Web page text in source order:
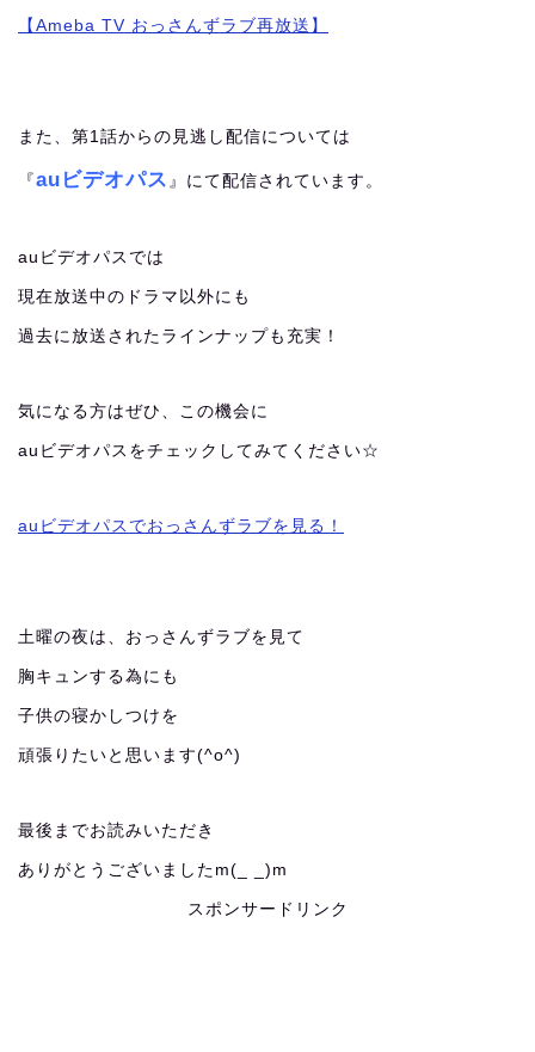
【Ameba TV おっさんずラブ再放送】
また、第1話からの見逃し配信については
『 auビデオパス 』にて配信されています。
auビデオパスでは
現在放送中のドラマ以外にも
過去に放送されたラインナップも充実！
気になる方はぜひ、この機会に
auビデオパスをチェックしてみてください☆
auビデオパスでおっさんずラブを見る！
土曜の夜は、おっさんずラブを見て
胸キュンする為にも
子供の寝かしつけを
頑張りたいと思います(^o^)
最後までお読みいただき
ありがとうございましたm(_ _)m
スポンサードリンク